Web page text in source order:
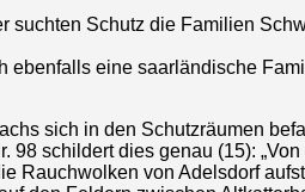
suchten Schutz die Familien
ebenfalls eine saarländische
sich in den Schutzräumen
98 schildert dies genau (15):
Rauchwolken von Adelsdorf